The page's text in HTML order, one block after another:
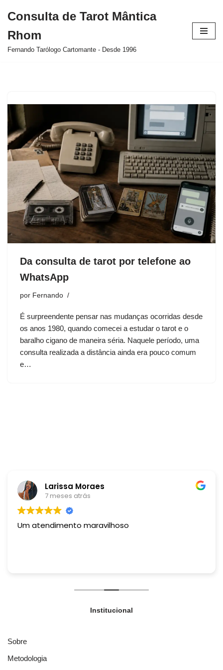
para
o
Consulta de Tarot Mântica
Rhom
Fernando Tarólogo Cartomante - Desde 1996
Da consulta de tarot por telefone ao
WhatsApp
por Fernando
É surpreendente pensar nas mudanças ocorridas desde
os anos 1980, quando comecei a estudar o tarot e o
baralho cigano de maneira séria. Naquele período, uma
consulta realizada a distância ainda era pouco comum
e…
Larissa Moraes
7 meses atrás
Um atendimento maravilhoso
Institucional
Sobre
Metodologia